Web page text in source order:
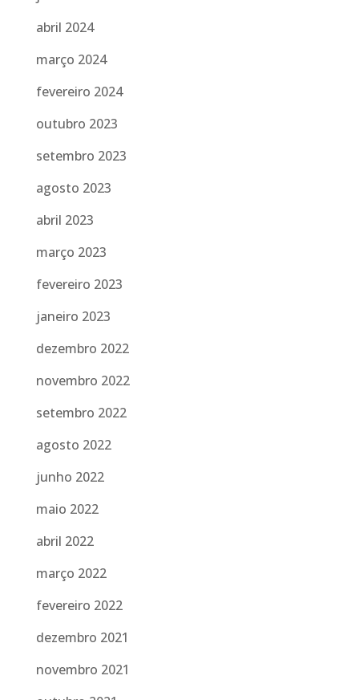
abril 2024
março 2024
fevereiro 2024
outubro 2023
setembro 2023
agosto 2023
abril 2023
março 2023
fevereiro 2023
janeiro 2023
dezembro 2022
novembro 2022
setembro 2022
agosto 2022
junho 2022
maio 2022
abril 2022
março 2022
fevereiro 2022
dezembro 2021
novembro 2021